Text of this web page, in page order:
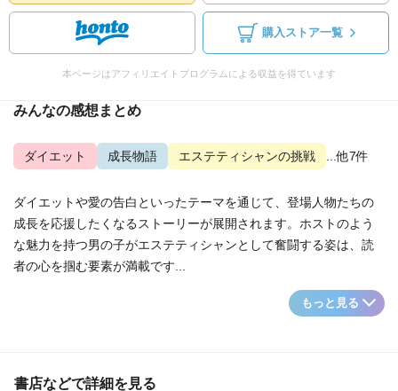
購入ストア一覧
本ページはアフィリエイトプログラムによる収益を得ています
みんなの感想まとめ
ダイエット 成長物語 エステティシャンの挑戦 ...他7件
ダイエットや愛の告白といったテーマを通じて、登場人物たちの
成長を応援したくなるストーリーが展開されます。ホストのよう
な魅力を持つ男の子がエステティシャンとして奮闘する姿は、読
者の心を掴む要素が満載です...
もっと見る
書店などで詳細を見る